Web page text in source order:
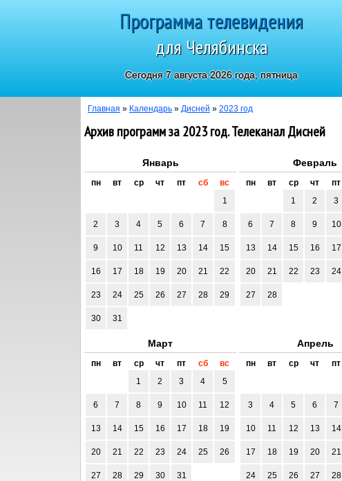
Программа телевидения
для Челябинска
Сегодня 7 августа 2026 года, пятница
Главная » Календарь » Дисней » 2023 год
Архив программ за 2023 год. Телеканал Дисней
Январь
пн вт ср чт пт сб
вс
1
2 3 4 5 6 7 8
9 10 11 12 13 14 15
16 17 18 19 20 21 22
23 24 25 26 27 28 29
30 31
Февраль
пн вт ср чт пт
1
2 3
6 7 8 9 10
13 14 15 16 17
20 21 22 23 24
27 28
Март
пн вт ср чт пт сб
вс
1
2 3 4 5
6 7 8 9 10 11 12
13 14 15 16 17 18 19
20 21 22 23 24 25 26
27 28 29 30 31
Апрель
пн вт ср чт пт
3 4 5 6 7
10 11 12 13 14
17 18 19 20 21
24 25 26 27 28